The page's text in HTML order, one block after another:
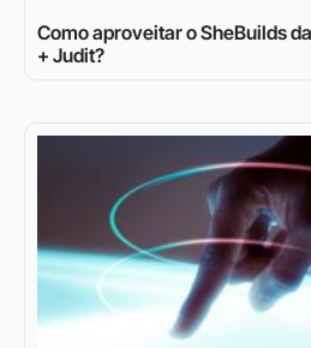
Como aproveitar o SheBuilds
+ Judit?